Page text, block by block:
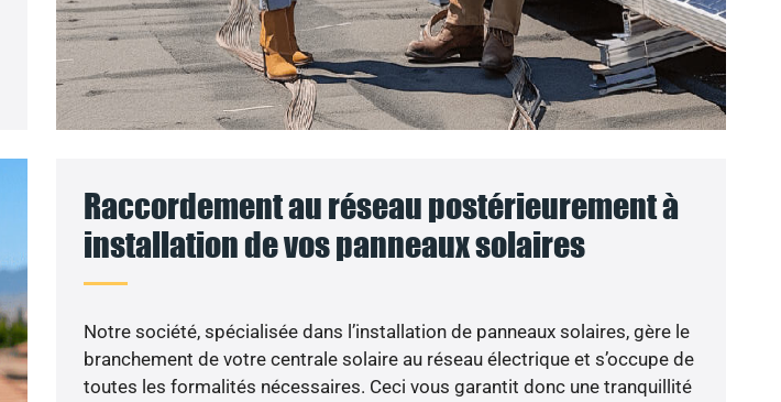
Raccordement au réseau postérieurement à
installation de vos panneaux solaires
Notre société, spécialisée dans l’installation de panneaux solaires, gère le
branchement de votre centrale solaire au réseau électrique et s’occupe de
toutes les formalités nécessaires. Ceci vous garantit donc une tranquillité